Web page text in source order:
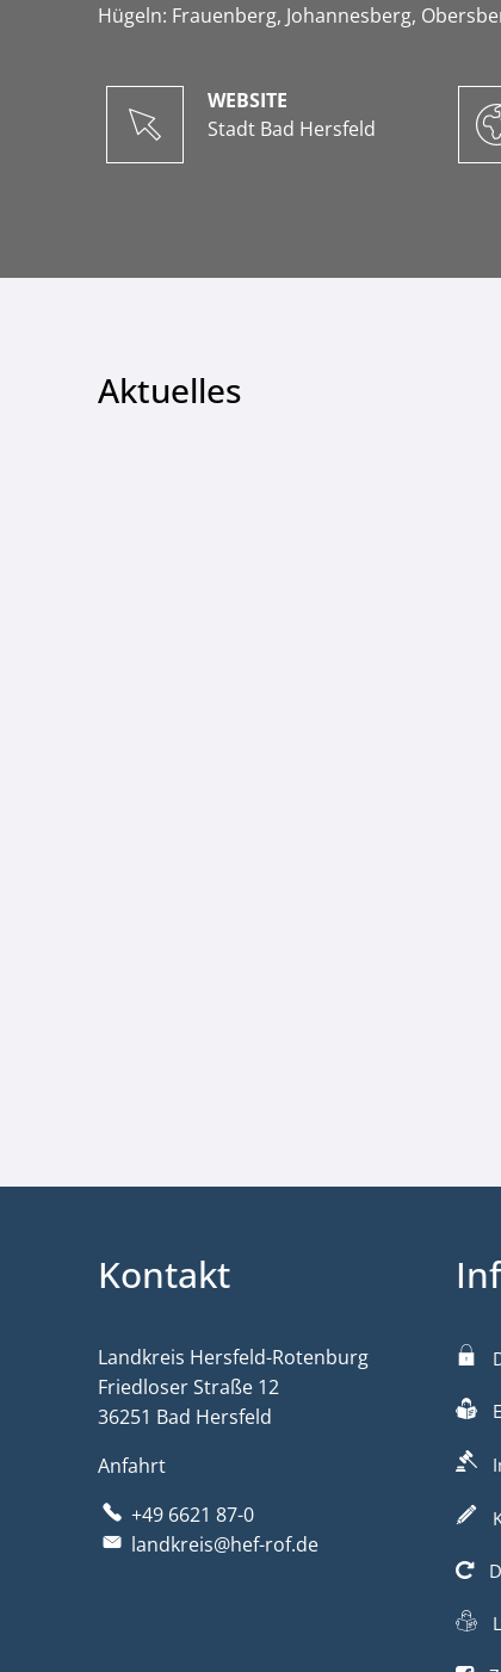
Hügeln: Frauenberg, Johannesberg,
WEBSITE
Stadt Bad Hersfeld
Aktuelles
Kontakt
Landkreis Hersfeld-Rotenburg
Friedloser Straße 12
36251 Bad Hersfeld
Anfahrt
+49 6621 87-0
landkreis@hef-rof.de